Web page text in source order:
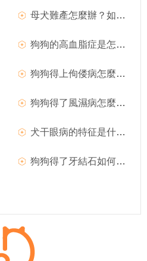
母犬難產怎麼辦？如何處理難產的狗狗？
狗狗的高血脂症是怎麼回事？
狗狗得上佝偻病怎麼辦？
狗狗得了風濕病怎麼辦？如何治療犬風濕病？
犬干眼病的特征是什麼？狗狗得了干眼病怎麼辦？
狗狗得了牙結石如何治療？